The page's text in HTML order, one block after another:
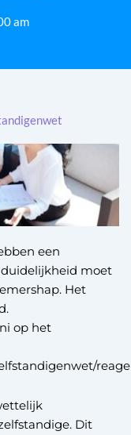
am
een
moet
Het
op het
Dit